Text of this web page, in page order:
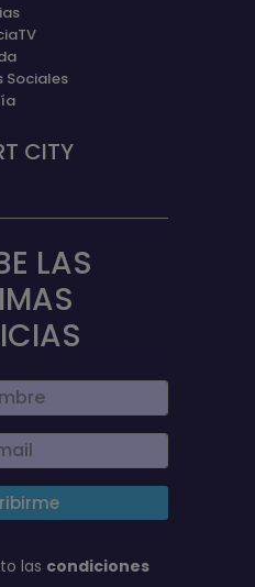
Sociales
CITY
LAS
las condiciones